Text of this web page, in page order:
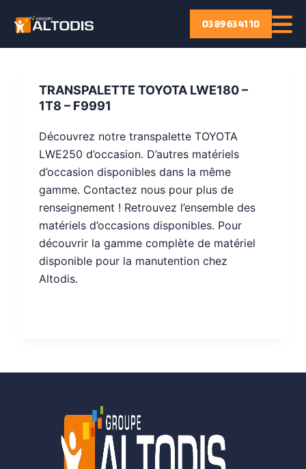
03 89 63 41 10
P
a
s
TRANSPALETTE TOYOTA LWE180 –
1T8 – F9991
Découvrez notre transpalette TOYOTA
LWE250 d’occasion. D’autres matériels
d’occasion disponibles dans la même
gamme. Contactez nous pour plus de
renseignement ! Retrouvez l’ensemble des
matériels d’occasions disponibles. Pour
découvrir la gamme complète de matériel
disponible pour la manutention chez
Altodis.